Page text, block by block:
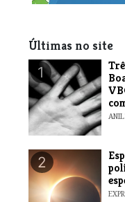
Últimas no site
1
2